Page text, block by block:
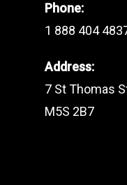
Phone:
1 888 404
Address:
7 St Thomas
M5S 2B7